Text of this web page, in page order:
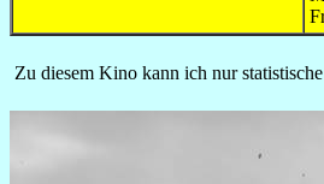
Zu diesem Kino kann ich nur